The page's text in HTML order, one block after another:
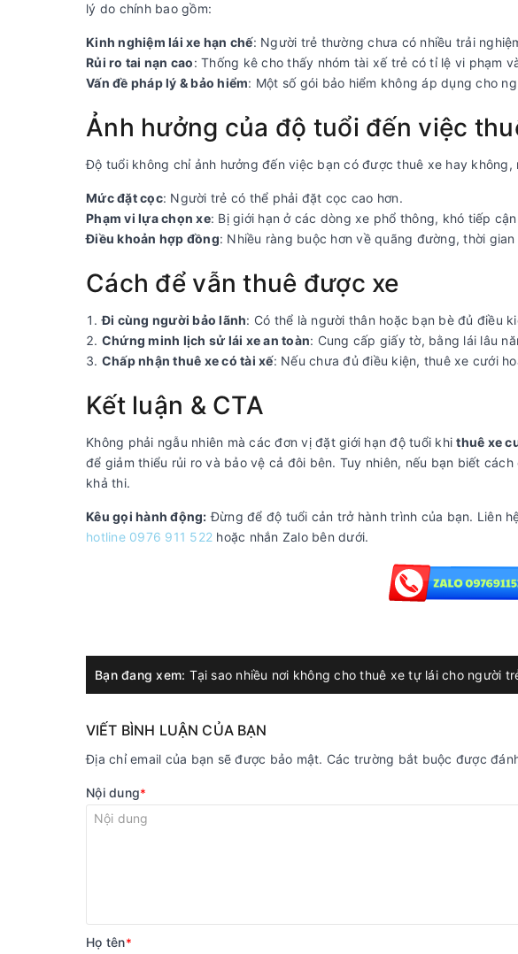
lý do chính bao gồm:
Kinh nghiệm lái xe hạn chế: Người trẻ thường chưa có nhiều trải
Rủi ro tai nạn cao: Thống kê cho thấy nhóm tài xế trẻ có tỉ lệ vi phạm
Vấn đề pháp lý & bảo hiểm: Một số gói bảo hiểm không áp dụng cho
Ảnh hưởng của độ tuổi đến việc
Độ tuổi không chỉ ảnh hưởng đến việc bạn có được thuê xe hay không,
Mức đặt cọc: Người trẻ có thể phải đặt cọc cao hơn.
Phạm vi lựa chọn xe: Bị giới hạn ở các dòng xe phổ thông, khó tiếp
Điều khoản hợp đồng: Nhiều ràng buộc hơn về quãng đường, thời
Cách để vẫn thuê được xe
Đi cùng người bảo lãnh: Có thể là người thân hoặc bạn bè đủ điều
Chứng minh lịch sử lái xe an toàn: Cung cấp giấy tờ, bằng lái lâu
Chấp nhận thuê xe có tài xế: Nếu chưa đủ điều kiện, thuê xe cưới
Kết luận & CTA
Không phải ngẫu nhiên mà các đơn vị đặt giới hạn độ tuổi khithuê xe
để giảm thiểu rủi ro và bảo vệ cả đôi bên. Tuy nhiên, nếu bạn biết
khả thi.
Kêu gọi hành động: Đừng để độ tuổi cản trở hành trình của bạn. Liên
hotline 0976 911 522 hoặc nhắn Zalo bên dưới.
Bạn đang xem: Tại sao nhiều nơi không cho thuê xe tự lái cho người
VIẾT BÌNH LUẬN CỦA BẠN
Địa chỉ email của bạn sẽ được bảo mật. Các trường bắt buộc được
Nội dung*
Họ tên*